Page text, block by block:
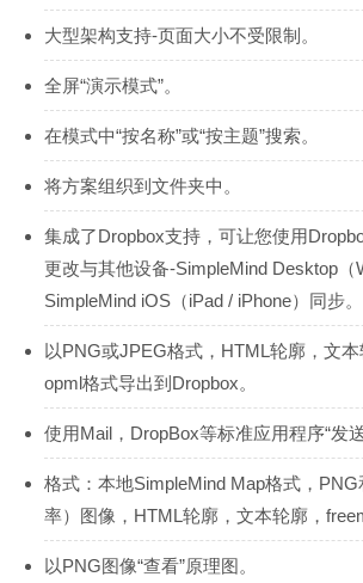
大型架构支持-页面大小不受限制。
全屏“演示模式”。
在模式中“按名称”或“按主题”搜索。
将方案组织到文件夹中。
集成了Dropbox支持，可让您使用
更改与其他设备-SimpleMind Desktop（
SimpleMind iOS（iPad / iPhone）同步。
以PNG或JPEG格式，HTML轮廓，文
opml格式导出到Dropbox。
使用Mail，DropBox等标准应用程序“发送
格式：本地SimpleMind Map格式，
率）图像，HTML轮廓，文本轮廓，
以PNG图像“查看”原理图。